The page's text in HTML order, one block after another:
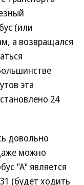
(или
а возвращался
эта
24
довольно
можно
"А" является
(будет ходить